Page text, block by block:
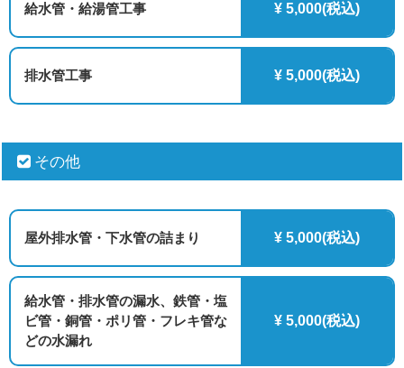
給水管・給湯管工事 ¥ 5,000(税込)
排水管工事 ¥ 5,000(税込)
その他
屋外排水管・下水管の詰まり ¥ 5,000(税込)
給水管・排水管の漏水、鉄管・塩
ビ管・銅管・ポリ管・フレキ管な
どの水漏れ
¥ 5,000(税込)